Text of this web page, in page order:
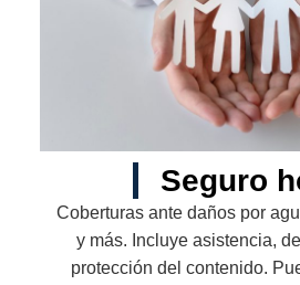
Seguro
Coberturas ante daños por
y más. Incluye asistencia,
protección del contenido.